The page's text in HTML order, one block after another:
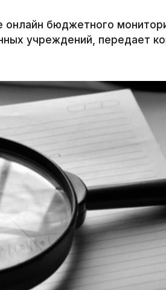
бюджетного
учреждений, передает